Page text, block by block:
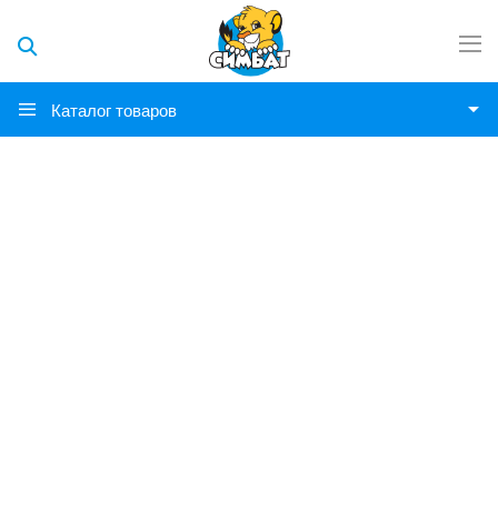
Каталог товаров